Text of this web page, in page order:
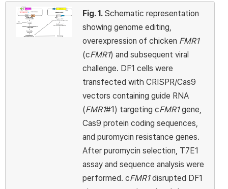
Fig. 1. Schematic representation
showing genome editing,
overexpression of chicken FMR1
(cFMR1) and subsequent viral
challenge. DF1 cells were
transfected with CRISPR/Cas9
vectors containing guide RNA
(FMR1#1) targeting cFMR1gene,
Cas9 protein coding sequences,
and puromycin resistance genes.
After puromycin selection, T7E1
assay and sequence analysis were
performed. cFMR1disrupted DF1